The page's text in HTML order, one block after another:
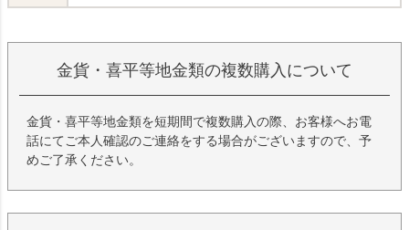
金貨・喜平等地金類の複数購入について
金貨・喜平等地金類を短期間で複数購入の際、お客様へお電
話にてご本人確認のご連絡をする場合がございますので、予
めご了承ください。